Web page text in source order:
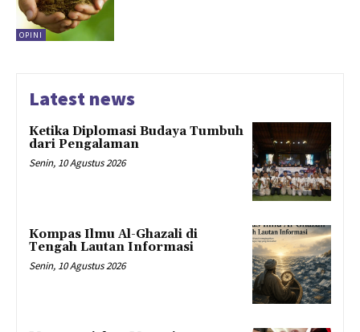
OPINI
Latest news
Ketika Diplomasi Budaya Tumbuh
dari Pengalaman
Senin, 10 Agustus 2026
Kompas Ilmu Al-Ghazali di
Tengah Lautan Informasi
Senin, 10 Agustus 2026